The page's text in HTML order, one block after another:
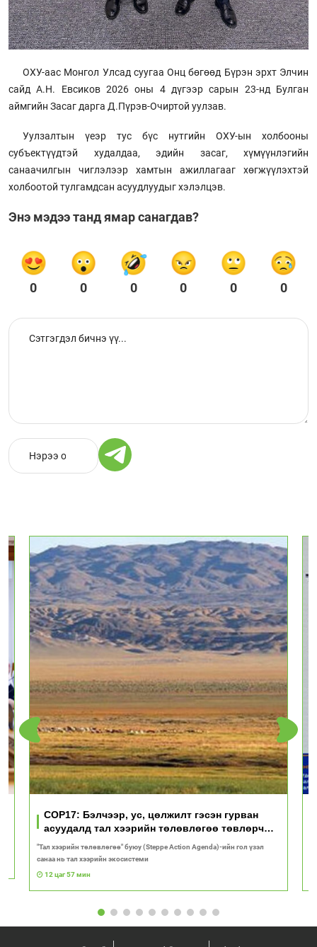
ОХУ-аас Монгол Улсад суугаа Онц бөгөөд Бүрэн эрхт Элчин
сайд А.Н. Евсиков 2026 оны 4 дүгээр сарын 23-нд Булган
аймгийн Засаг дарга Д.Пүрэв-Очиртой уулзав.
Уулзалтын үеэр тус бүс нутгийн ОХУ-ын холбооны
субъектүүдтэй худалдаа, эдийн засаг, хүмүүнлэгийн
санаачилгын чиглэлээр хамтын ажиллагааг хөгжүүлэхтэй
холбоотой тулгамдсан асуудлуудыг хэлэлцэв.
Энэ мэдээ танд ямар санагдав?
0 0 0 0 0 0
COP17: Бэлчээр, ус, цөлжилт гэсэн гурван
асуудалд тал хээрийн төлөвлөгөө төвлөрч
байна
"Тал хээрийн төлөвлөгөө" буюу (Steppe Action Agenda)-ийн гол үзэл
санаа нь тал хээрийн экосистеми
12 цаг 57 мин